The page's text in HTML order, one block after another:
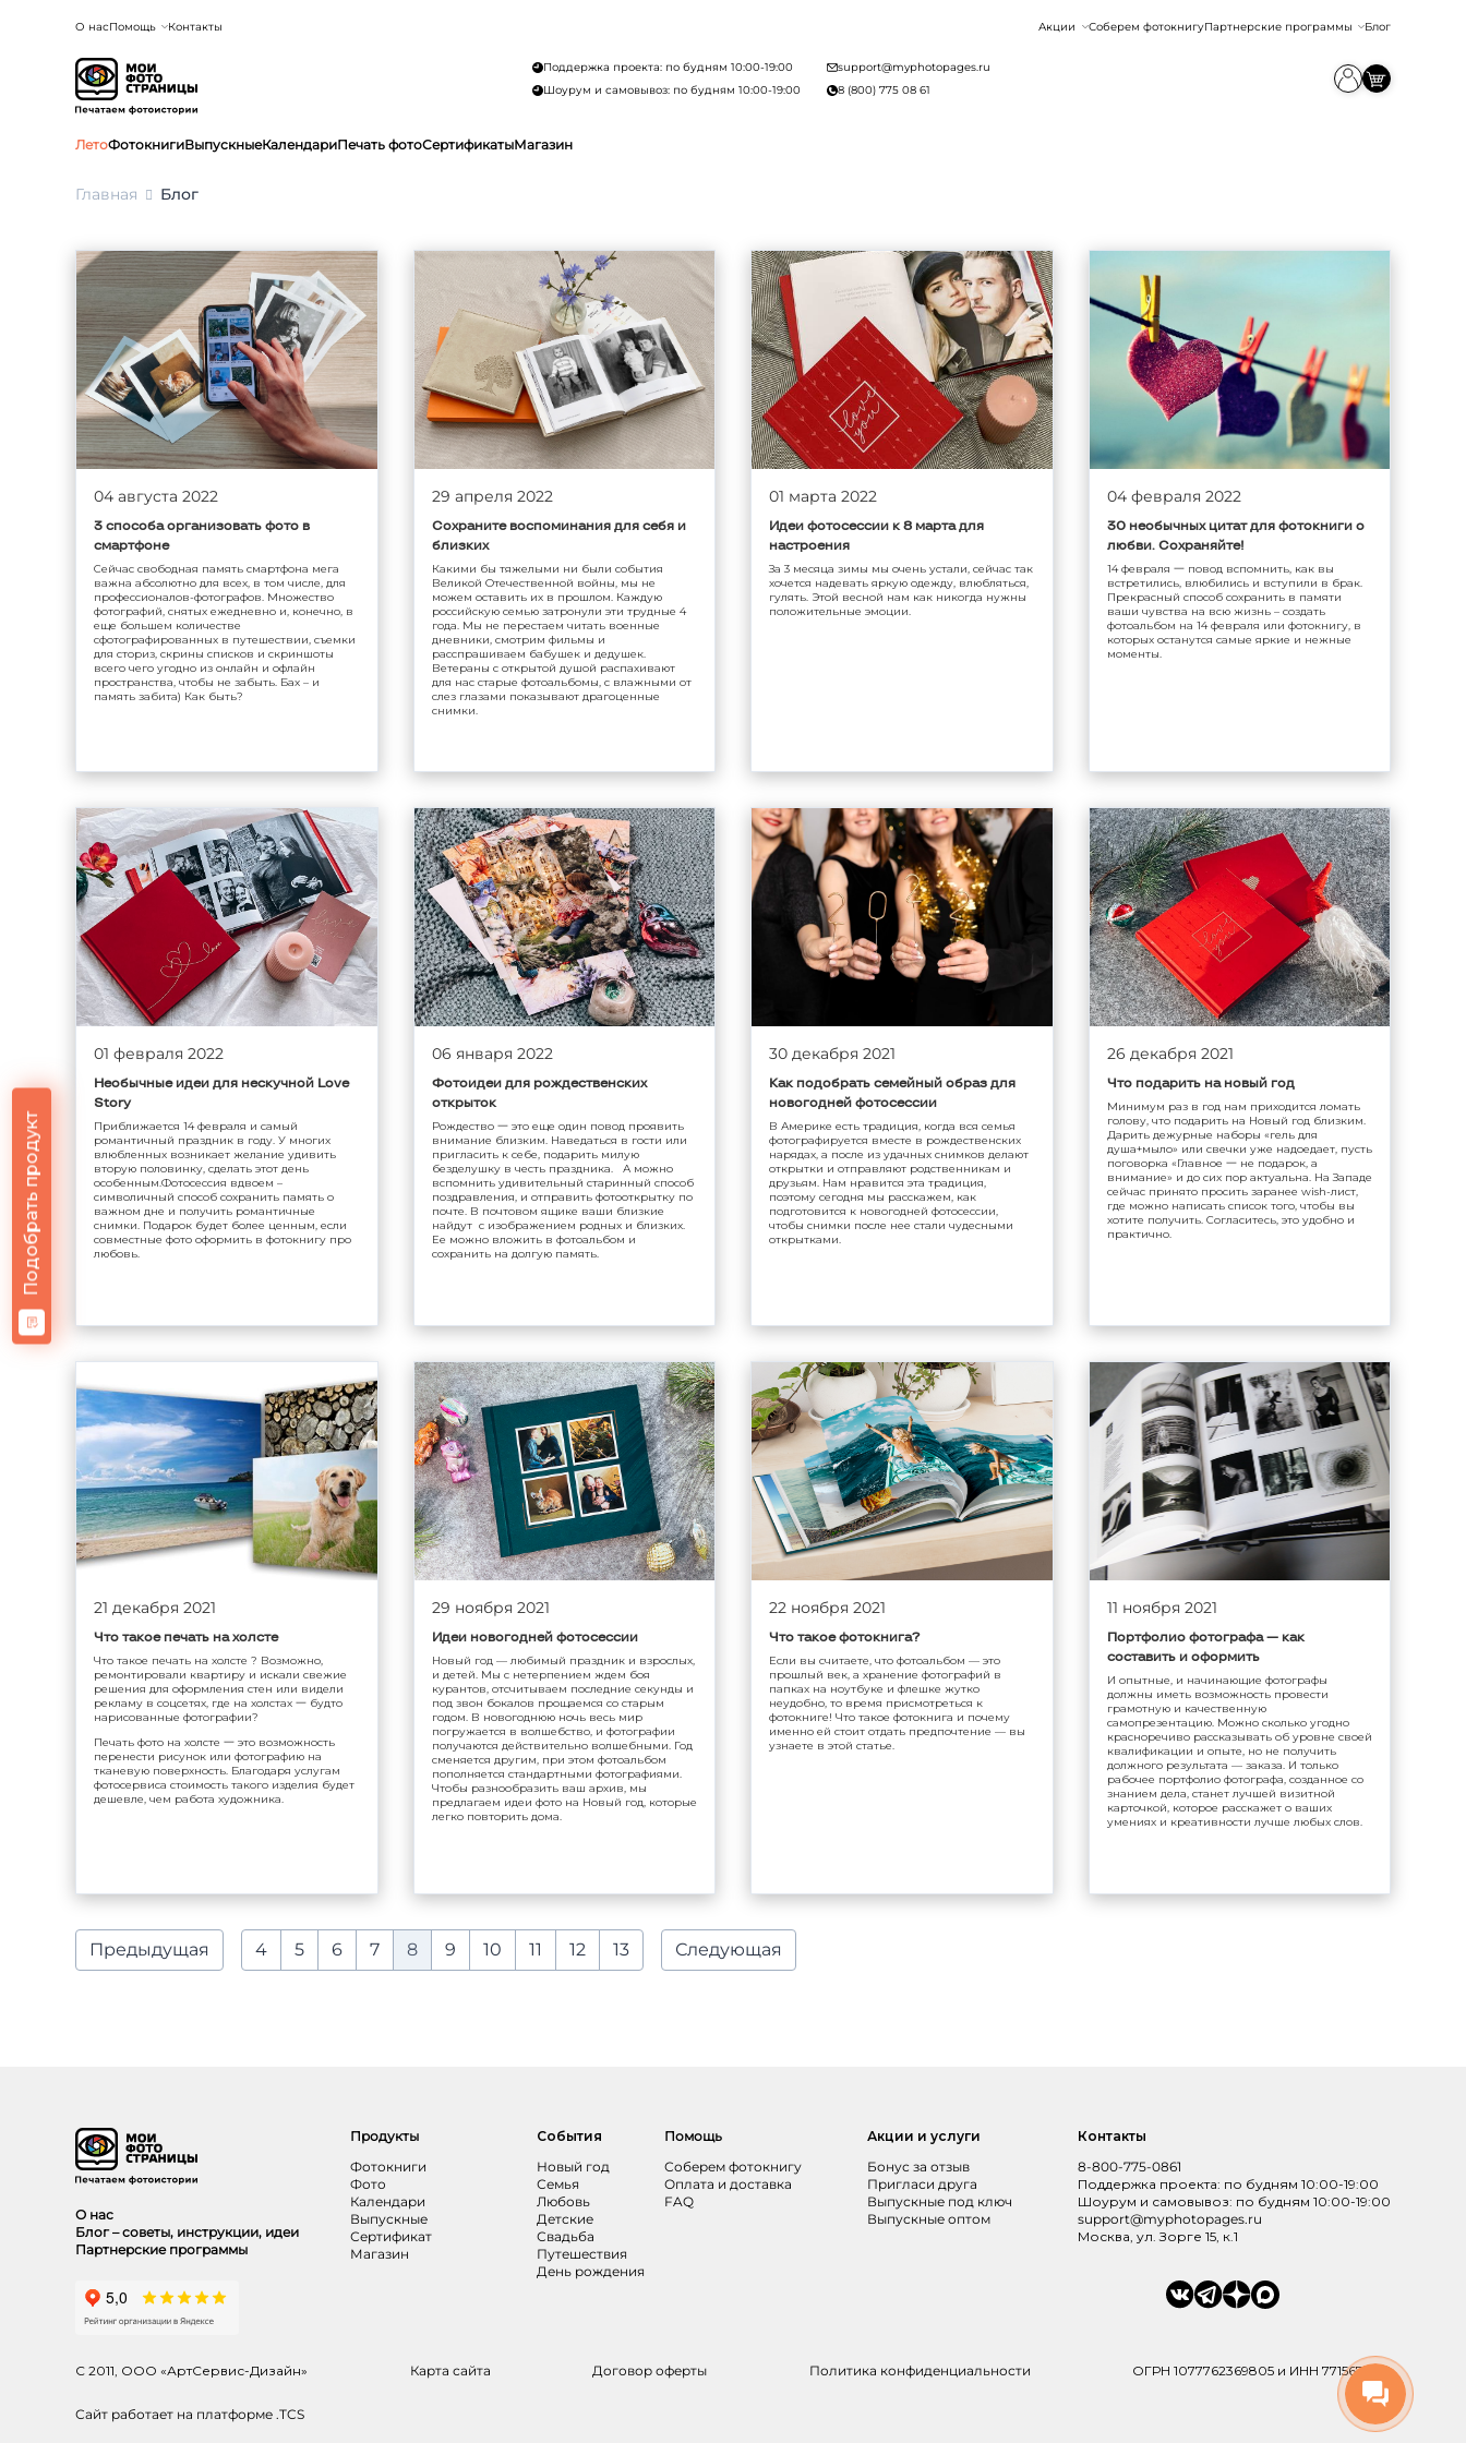
О насПомощь Контакты Акции Соберем фотокнигуПартнерские программы Блог
Поддержка проекта: по будням 10:00-19:00
Шоурум и самовывоз: по будням 10:00-19:00
support@myphotopages.ru
8 (800) 775 08 61
ЛетоФотокнигиВыпускныеКалендариПечать фотоСертификатыМагазин
Подобрать продукт
Главная Блог
04 августа 2022
3 способа организовать фото в
смартфоне
Сейчас свободная память смартфона мега
важна абсолютно для всех, в том числе, для
профессионалов-фотографов. Множество
фотографий, снятых ежедневно и, конечно, в
еще большем количестве
сфотографированных в путешествии, съемки
для сториз, скрины списков и скриншоты
всего чего угодно из онлайн и офлайн
пространства, чтобы не забыть. Бах – и
память забита) Как быть?
29 апреля 2022
Сохраните воспоминания для себя и
близких
Какими бы тяжелыми ни были события
Великой Отечественной войны, мы не
можем оставить их в прошлом. Каждую
российскую семью затронули эти трудные 4
года. Мы не перестаем читать военные
дневники, смотрим фильмы и
расспрашиваем бабушек и дедушек.
Ветераны с открытой душой распахивают
для нас старые фотоальбомы, с влажными от
слез глазами показывают драгоценные
снимки.
01 марта 2022
Идеи фотосессии к 8 марта для
настроения
За 3 месяца зимы мы очень устали, сейчас так
хочется надевать яркую одежду, влюбляться,
гулять. Этой весной нам как никогда нужны
положительные эмоции.
04 февраля 2022
30 необычных цитат для фотокниги о
любви. Сохраняйте!
14 февраля 一 повод вспомнить, как вы
встретились, влюбились и вступили в брак.
Прекрасный способ сохранить в памяти
ваши чувства на всю жизнь – создать
фотоальбом на 14 февраля или фотокнигу, в
которых останутся самые яркие и нежные
моменты.
01 февраля 2022
Необычные идеи для нескучной Love
Story
Приближается 14 февраля и самый
романтичный праздник в году. У многих
влюбленных возникает желание удивить
вторую половинку, сделать этот день
особенным.Фотосессия вдвоем –
символичный способ сохранить память о
важном дне и получить романтичные
снимки. Подарок будет более ценным, если
совместные фото оформить в фотокнигу про
любовь.
06 января 2022
Фотоидеи для рождественских
открыток
Рождество 一 это еще один повод проявить
внимание близким. Наведаться в гости или
пригласить к себе, подарить милую
безделушку в честь праздника. А можно
вспомнить удивительный старинный способ
поздравления, и отправить фотооткрытку по
почте. В почтовом ящике ваши близкие
найдут с изображением родных и близких.
Ее можно вложить в фотоальбом и
сохранить на долгую память.
30 декабря 2021
Как подобрать семейный образ для
новогодней фотосессии
В Америке есть традиция, когда вся семья
фотографируется вместе в рождественских
нарядах, а после из удачных снимков делают
открытки и отправляют родственникам и
друзьям. Нам нравится эта традиция,
поэтому сегодня мы расскажем, как
подготовится к новогодней фотосессии,
чтобы снимки после нее стали чудесными
открытками.
26 декабря 2021
Что подарить на новый год
Минимум раз в год нам приходится ломать
голову, что подарить на Новый год близким.
Дарить дежурные наборы «гель для
душа+мыло» или свечки уже надоедает, пусть
поговорка «Главное 一 не подарок, а
внимание» и до сих пор актуальна. На Западе
сейчас принято просить заранее wish-лист,
где можно написать список того, чтобы вы
хотите получить. Согласитесь, это удобно и
практично.
21 декабря 2021
Что такое печать на холсте
Что такое печать на холсте ? Возможно,
ремонтировали квартиру и искали свежие
решения для оформления стен или видели
рекламу в соцсетях, где на холстах 一 будто
нарисованные фотографии?
Печать фото на холсте 一 это возможность
перенести рисунок или фотографию на
тканевую поверхность. Благодаря услугам
фотосервиса стоимость такого изделия будет
дешевле, чем работа художника.
29 ноября 2021
Идеи новогодней фотосессии
Новый год — любимый праздник и взрослых,
и детей. Мы с нетерпением ждем боя
курантов, отсчитываем последние секунды и
под звон бокалов прощаемся со старым
годом. В новогоднюю ночь весь мир
погружается в волшебство, и фотографии
получаются действительно волшебными. Год
сменяется другим, при этом фотоальбом
пополняется стандартными фотографиями.
Чтобы разнообразить ваш архив, мы
предлагаем идеи фото на Новый год, которые
легко повторить дома.
22 ноября 2021
Что такое фотокнига?
Если вы считаете, что фотоальбом — это
прошлый век, а хранение фотографий в
папках на ноутбуке и флешке жутко
неудобно, то время присмотреться к
фотокниге! Что такое фотокнига и почему
именно ей стоит отдать предпочтение — вы
узнаете в этой статье.
11 ноября 2021
Портфолио фотографа — как
составить и оформить
И опытные, и начинающие фотографы
должны иметь возможность провести
грамотную и качественную
самопрезентацию. Можно сколько угодно
красноречиво рассказывать об уровне своей
квалификации и опыте, но не получить
должного результата — заказа. И только
рабочее портфолио фотографа, созданное со
знанием дела, станет лучшей визитной
карточкой, которое расскажет о ваших
умениях и креативности лучше любых слов.
Предыдущая 4 5 6 7 8 9 10 11 12 13 Следующая
О нас
Блог – советы, инструкции, идеи
Партнерские программы
Продукты
Фотокниги
Фото
Календари
Выпускные
Сертификат
Магазин
События
Новый год
Семья
Любовь
Детские
Свадьба
Путешествия
День рождения
Помощь
Соберем фотокнигу
Оплата и доставка
FAQ
Акции и услуги
Бонус за отзыв
Пригласи друга
Выпускные под ключ
Выпускные оптом
Контакты
8-800-775-0861
Поддержка проекта: по будням 10:00-19:00
Шоурум и самовывоз: по будням 10:00-19:00
support@myphotopages.ru
Москва, ул. Зорге 15, к.1
Договор оферты Политика конфиденциальности
Карта сайта
С 2011, ООО «АртСервис-Дизайн» ОГРН 1077762369805 и ИНН 7715673991
Сайт работает на платформе .TCS